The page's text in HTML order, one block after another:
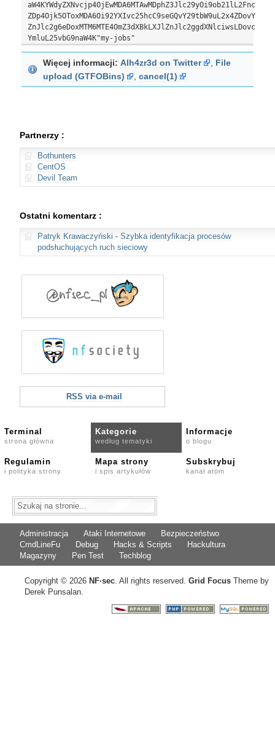
Więcej informacji: Alh4zr3d on Twitter
File
upload (GTFOBins)
cancel(1)
Partnerzy :
Bothunters
CentOS
Devil Team
Ostatni komentarz :
Patryk Krawaczyński - Szybka identyfikacja procesów
podsłuchujących ruch sieciowy
RSS via e-mail
Terminal
strona główna
Kategorie
według tematyki
Informacje
o blogu
Regulamin
i polityka strony
Mapa strony
i spis artykułów
Subskrybuj
kanał atom
Administracja Ataki Internetowe
Bezpieczeństwo
CmdLineFu
Debug Hacks & Scripts
Hackultura
Magazyny
Pen Test Techblog
Copyright © 2026 NF·sec. All rights reserved. Grid Focus Theme by
Derek Punsalan.